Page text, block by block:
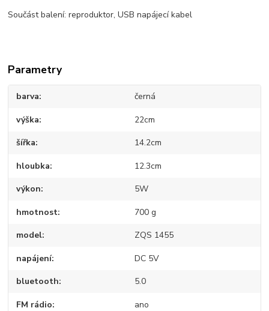
Součást balení: reproduktor, USB napájecí kabel
Parametry
barva černá
výška 22cm
šířka 14.2cm
hloubka 12.3cm
výkon 5W
hmotnost 700 g
model ZQS 1455
napájení DC 5V
bluetooth 5.0
FM rádio ano